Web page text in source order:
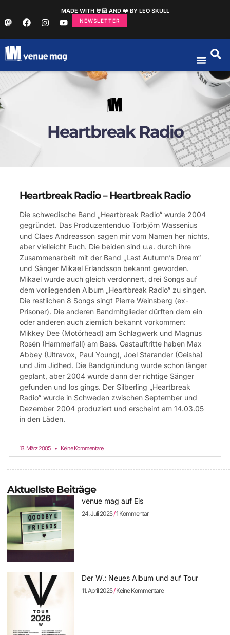
MADE WITH 🤘🏻 AND ❤️ BY LEO SKULL
NEWSLETTER
Heartbreak Radio
Heartbreak Radio – Heartbreak Radio
Die schwedische Band „Heartbreak Radio“ wurde 2004
gegründet. Das Produzentenduo Torbjörn Wassenius
und Claes Andreasson sagen mir vom Namen her nichts,
aber vielleicht Euch. Die beiden sind u.a. durch ihre
Zusammenarbeit mit der Band „Last Autumn’s Dream“
und Sänger Mikael Erlandsson bekannt geworden.
Mikael wurde auch gleich verdonnert, drei Songs auf
dem vorliegenden Album „Heartbreak Radio“ zu singen.
Die restlichen 8 Songs singt Pierre Weinsberg (ex-
Prisoner). Die anderen Bandmitglieder dürften dem ein
oder anderen auch ziemlich bekannt vorkommen:
Mikkey Dee (Motörhead) am Schlagwerk und Magnus
Rosén (Hammerfall) am Bass. Gastauftritte haben Max
Abbey (Ultravox, Paul Young), Joel Starander (Geisha)
und Jim Jidhed. Die Bandgründung wurde schon länger
geplant, aber 2004 wurde dann der richtige Sänger
gefunden und los gings. Der Silberling „Heartbreak
Radio“ wurde in Schweden zwischen September und
Dezember 2004 produziert und erscheint am 14.03.05
in den Läden.
13. März 2005 Keine Kommentare
Aktuellste Beiträge
venue mag auf Eis
24. Juli 2025 1 Kommentar
Der W.: Neues Album und auf Tour
11. April 2025 Keine Kommentare